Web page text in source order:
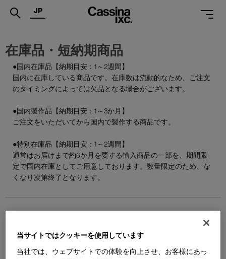
.
SERVICES
MAGAZINE
SUPPORT
SHOPS
CATALOGUES
JP
在庫品・短納期商品
●国内在庫品【納期目安：1～2週間】
国内に在庫している商品です。在庫数は流動的なため、ご注文
のタイミングによっては欠品となる場合がございます。
●国内製作品【納期目安：1～3か月】
ご注文をいただいてから国内で製作する商品です。
●特別在庫品【納期目安：1～2週間】
通常はお届けまで約6か月を要する輸入商品の一部を、期間限
定で国内在庫としてご用意しております。数量限定のため、な
くなり次第終了となります。
当サイトではクッキーを使用しています
当社では、ウェブサイトでの体験を向上させ、お客様にあっ